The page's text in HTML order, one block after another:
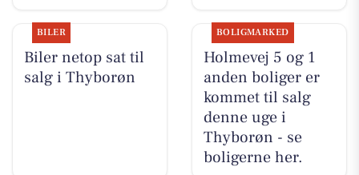
BILER
Biler netop sat til
salg i Thyborøn
BOLIGMARKED
Holmevej 5 og 1
anden boliger er
kommet til salg
denne uge i
Thyborøn - se
boligerne her.